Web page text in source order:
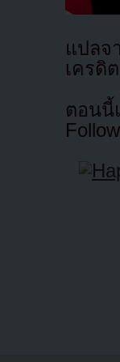
แปล
เครดิ
ตอนนี้